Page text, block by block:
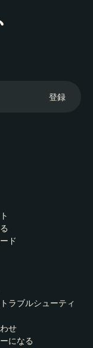
登録
ド
ラブルシューティ
せ
になる